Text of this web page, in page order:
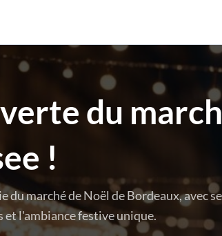
du
!
du marché de Noël de Bordeaux, avec
et l'ambiance festive unique.